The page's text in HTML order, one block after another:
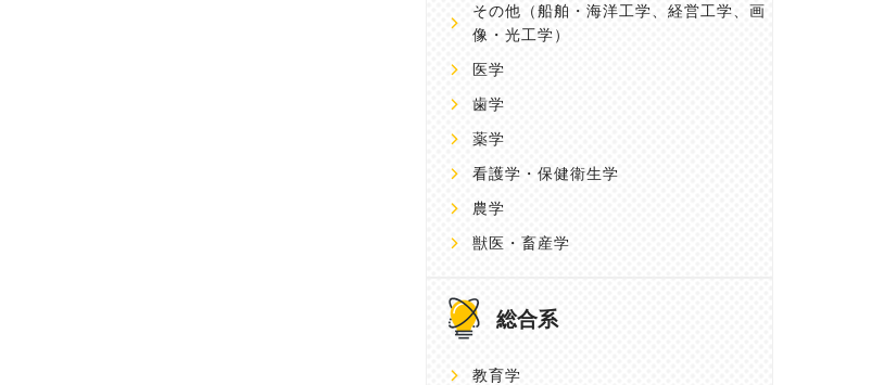
その他 （船舶・海洋工学、経営工学、画
像・光工学）
医学
歯学
薬学
看護学・保健衛生学
農学
獣医・畜産学
総合系
教育学